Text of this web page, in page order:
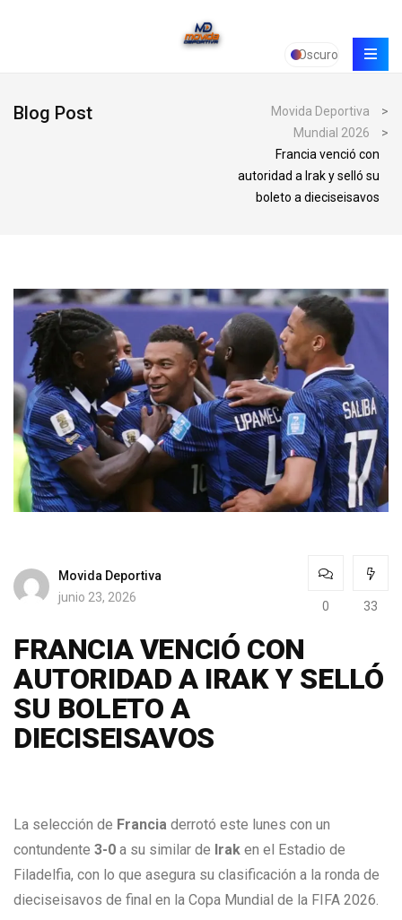
Oscuro
Blog Post Movida Deportiva
>
Mundial 2026
>
Francia venció con
autoridad a Irak y selló su
boleto a dieciseisavos
Movida Deportiva
junio 23, 2026
0 33
FRANCIA VENCIÓ CON
AUTORIDAD A IRAK Y SELLÓ
SU BOLETO A
DIECISEISAVOS
La selección de Francia derrotó este lunes con un
contundente 3-0 a su similar de Irak en el Estadio de
Filadelfia, con lo que asegura su clasificación a la ronda de
dieciseisavos de final en la Copa Mundial de la FIFA 2026.